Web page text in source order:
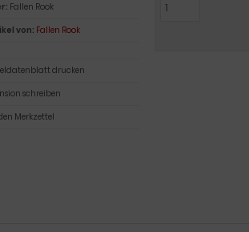
Fallen Rook
von: Fallen Rook
drucken
schreiben